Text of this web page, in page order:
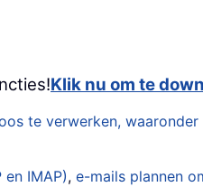
Klik nu om te
te verwerken,
IMAP),e-mails plannen